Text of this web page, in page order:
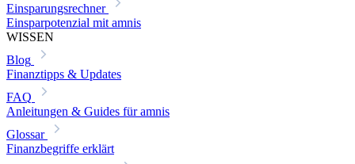
Einsparungsrechner
Einsparpotenzial mit amnis
WISSEN
Blog
Finanztipps & Updates
FAQ
Anleitungen & Guides für amnis
Glossar
Finanzbegriffe erklärt